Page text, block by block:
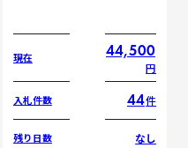
現在 44,500
円
入札件数 44件
残り日数 なし